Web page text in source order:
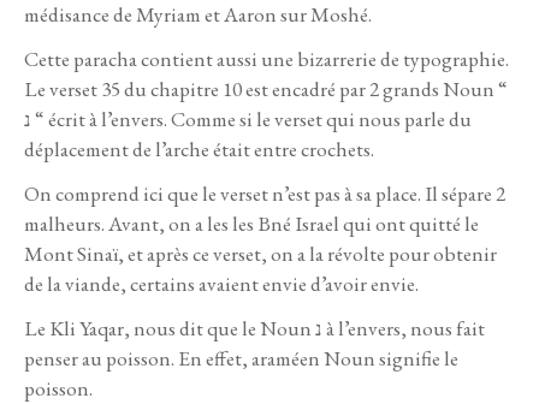
médisance de Myriam et Aaron sur Moshé.
Cette paracha contient aussi une bizarrerie de typographie.
Le verset 35 du chapitre 10 est encadré par 2 grands Noun “
נ “ écrit à l’envers. Comme si le verset qui nous parle du
déplacement de l’arche était entre crochets.
On comprend ici que le verset n’est pas à sa place. Il sépare 2
malheurs. Avant, on a les les Bné Israel qui ont quitté le
Mont Sinaï, et après ce verset, on a la révolte pour obtenir
de la viande, certains avaient envie d’avoir envie.
Le Kli Yaqar, nous dit que le Noun נ à l’envers, nous fait
penser au poisson. En effet, araméen Noun signifie le
poisson.